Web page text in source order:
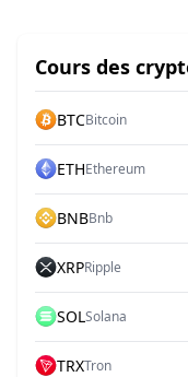
Cours des
BTCBitcoin
ETHEthereum
BNBBnb
XRPRipple
SOLSolana
TRXTron